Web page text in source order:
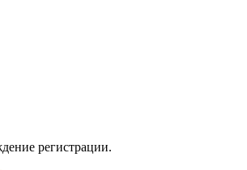
регистрации.